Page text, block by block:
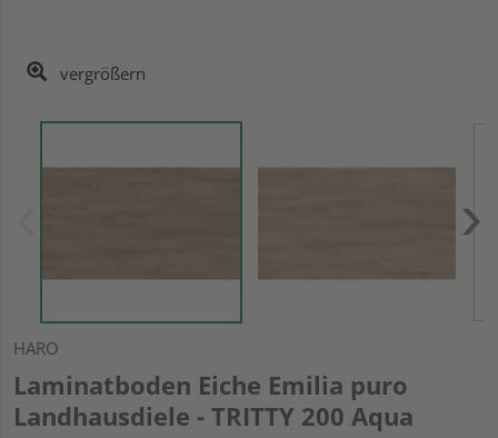
vergrößern
HARO
Laminatboden Eiche Emilia puro
Landhausdiele - TRITTY 200 Aqua